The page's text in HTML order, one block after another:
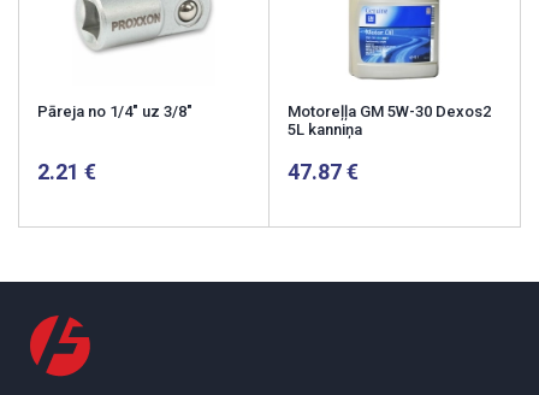
Pāreja no 1/4" uz 3/8"
2.21
Motoreļļa GM 5W-30 Dexos2
5L kanniņa
47.87